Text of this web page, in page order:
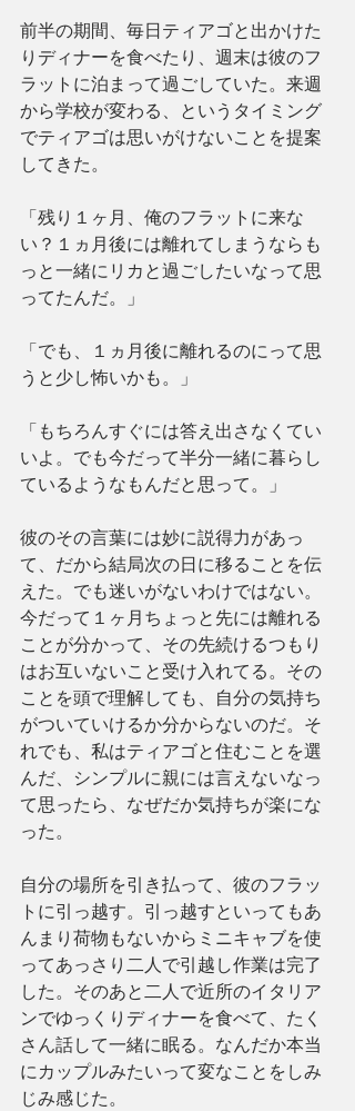
前半の期間、毎日ティアゴと出かけた
りディナーを食べたり、週末は彼のフ
ラットに泊まって過ごしていた。来週
から学校が変わる、というタイミング
でティアゴは思いがけないことを提案
してきた。
「残り１ヶ月、俺のフラットに来な
い？１ヵ月後には離れてしまうならも
っと一緒にリカと過ごしたいなって思
ってたんだ。」
「でも、１ヵ月後に離れるのにって思
うと少し怖いかも。」
「もちろんすぐには答え出さなくてい
いよ。でも今だって半分一緒に暮らし
ているようなもんだと思って。」
彼のその言葉には妙に説得力があっ
て、だから結局次の日に移ることを伝
えた。でも迷いがないわけではない。
今だって１ヶ月ちょっと先には離れる
ことが分かって、その先続けるつもり
はお互いないこと受け入れてる。その
ことを頭で理解しても、自分の気持ち
がついていけるか分からないのだ。そ
れでも、私はティアゴと住むことを選
んだ、シンプルに親には言えないなっ
て思ったら、なぜだか気持ちが楽にな
った。
自分の場所を引き払って、彼のフラッ
トに引っ越す。引っ越すといってもあ
んまり荷物もないからミニキャブを使
ってあっさり二人で引越し作業は完了
した。そのあと二人で近所のイタリア
ンでゆっくりディナーを食べて、たく
さん話して一緒に眠る。なんだか本当
にカップルみたいって変なことをしみ
じみ感じた。